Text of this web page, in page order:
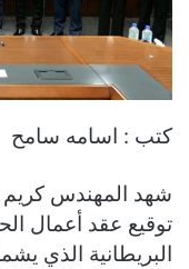
كتب : اسامه سامح
شهد المهندس كريم
توقيع عقد أعمال
البريطانية الذي